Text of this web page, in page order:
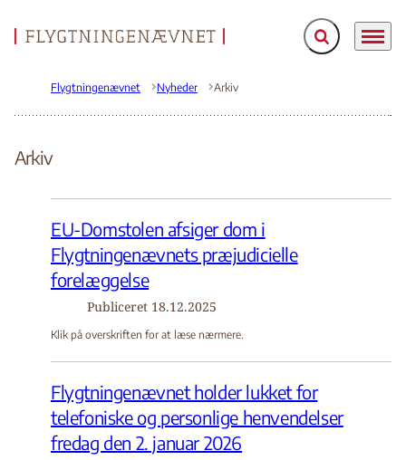
Gå til forsiden Fold søgefelt ud
Menu
Flygtningenævnet Nyheder Arkiv
Arkiv
EU-Domstolen afsiger dom i
Flygtningenævnets præjudicielle
forelæggelse
Publiceret 18.12.2025
Klik på overskriften for at læse nærmere.
Flygtningenævnet holder lukket for
telefoniske og personlige henvendelser
fredag den 2. januar 2026